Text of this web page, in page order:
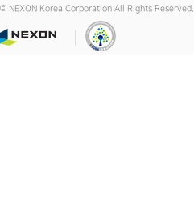
© NEXON Korea Corporation All Rights Reserved.